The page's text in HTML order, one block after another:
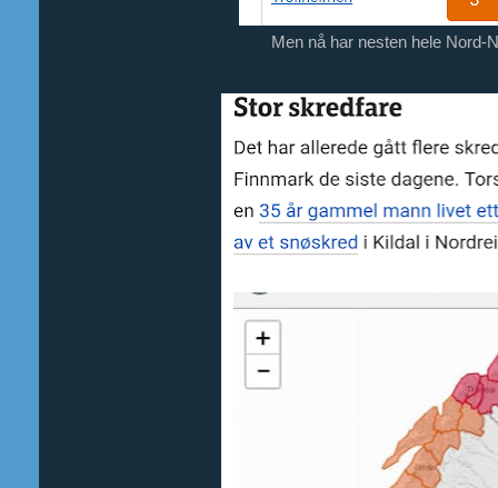
Men nå har nesten hele Nord-